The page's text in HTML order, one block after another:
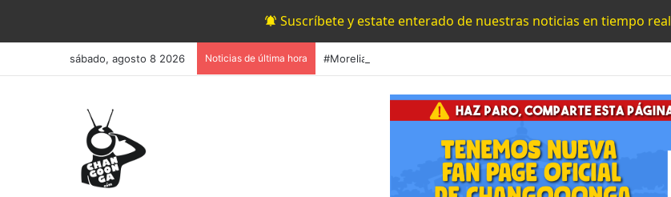
Suscríbete y estate enterado de nuestras noticias en tiempo real
sábado, agosto 8 2026 Noticias de última hora